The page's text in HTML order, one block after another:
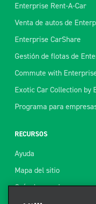
Enterprise Rent-A-Car
Venta de autos de
Enterprise CarShare
Gestión de flotas de
Commute with
Exotic Car Collection by
Programa para
RECURSOS
Ayuda
Mapa del sitio
Guía de remolque